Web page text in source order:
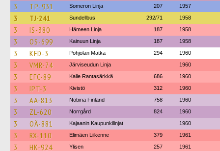
3 TP-931 Someron Linja 207 1957
3 TJ-241 Sundellbus 292/71 1958
3 IS-380 Hämeen Linja 187 1958
3 OS-699 Kainuun Linja 187 1958
3 KFD-3 Pohjolan Matka 294 1960
3 VMR-74 Järviseudun Linja 1960
3 EFC-89 Kalle Rantasärkkä 686 1960
3 IPT-3 Kivistö 312 1960
3 AÄ-813 Nobina Finland 758 1960
3 ZL-620 Norrgård 824 1960
3 OÄ-881 Kajaanin Kaupunkilinjat 1960
3 RX-110 Elimäen Liikenne 379 1961
3 HK-924 Ylisen 257 1961